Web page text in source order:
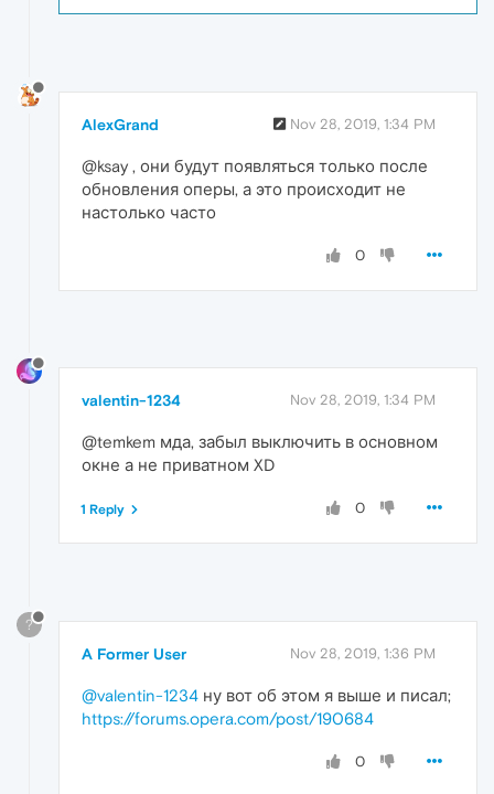
AlexGrand Nov 28, 2019, 1:34 PM
@ksay , они будут появляться только после
обновления оперы, а это происходит не
настолько часто
0
valentin-1234 Nov 28, 2019, 1:34 PM
@temkem мда, забыл выключить в основном
окне а не приватном XD
0
1 Reply
?
A Former User Nov 28, 2019, 1:36 PM
@valentin-1234 ну вот об этом я выше и писал;
https://forums.opera.com/post/190684
0